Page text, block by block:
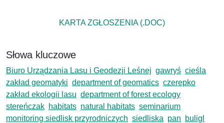
KARTA ZGŁOSZENIA (.DOC)
Słowa kluczowe
Biuro Urządzania Lasu i Geodezji Leśnej gawryś cieśla
zakład geomatyki department of geomatics czerepko
zakład ekologii lasu department of forest ecology
stereńczak habitats natural habitats seminarium
monitoring siedlisk przyrodniczych siedliska pan
buligl